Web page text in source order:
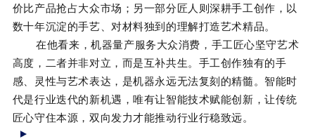
价比产品抢占大众市场；另一部分匠人则深耕手工创作，以
数十年沉淀的手艺、对材料独到的理解打造艺术精品。
在他看来，机器量产服务大众消费，手工匠心坚守艺术
高度，二者并非对立，而是互补共生。手工创作独有的手
感、灵性与艺术表达，是机器永远无法复刻的精髓。智能时
代是行业迭代的新机遇，唯有让智能技术赋能创新，让传统
匠心守住本源，双向发力才能推动行业行稳致远。